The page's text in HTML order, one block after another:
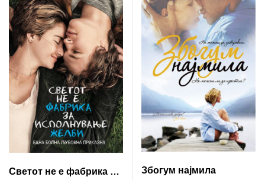
Светот не е фабрика за
Збогум најмила